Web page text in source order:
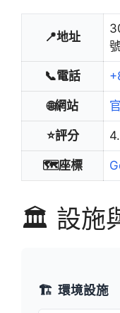
📍地址
📞電話
🌐網站
⭐評分
🗺️座標
🏛️ 設施
🏗️ 環境設施